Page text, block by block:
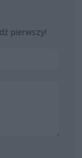
pierwszy!